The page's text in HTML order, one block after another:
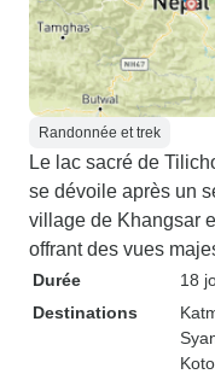
Randonnée et trek
Le lac sacré de
se dévoile après un
village de Khangsar
offrant des vues
Durée
18
Destinations
Koto